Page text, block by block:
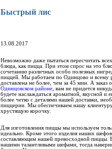
Быстрый лис
13.08.2017
Невозможно даже пытаться пересчитать
блюда, как пицца. При этом спрос на это
сочетанию различных особо полезных
пиццей. Мы работаем по Одинцово и всему
доставлена не более, чем за 45 мин. А
Одинцовском районе , вам не придется
будете наслаждаться ароматной, вкусной и
более четко с деталями нашей доставки,
пиццерии. Мы обеспечиваем нашу
хрустящую корочку.
Для изготовления пиццы мы используем
идеально. Кроме этого изделия наших
составляющим нашей превосходной пиццы.
нашими талантливыми шефами, тогда